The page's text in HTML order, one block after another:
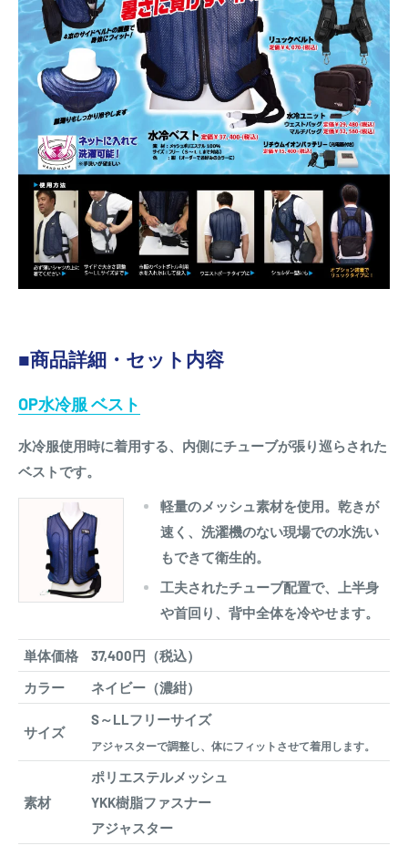
■商品詳細・セット内容
OP水冷服 ベスト
水冷服使用時に着用する、内側にチューブが張り巡らされた
ベストです。
軽量のメッシュ素材を使用。乾きが
速く、洗濯機のない現場での水洗い
もできて衛生的。
工夫されたチューブ配置で、上半身
や首回り、背中全体を冷やせます。
単体価格
37,400円（税込）
カラー
ネイビー（濃紺）
サイズ
S～LLフリーサイズ
アジャスターで調整し、体にフィットさせて着用します。
素材
ポリエステルメッシュ
YKK樹脂ファスナー
アジャスター